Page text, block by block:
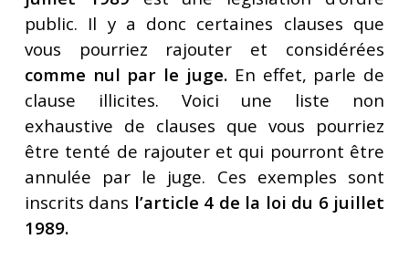
public. Il y a donc certaines clauses que
vous pourriez rajouter et considérées
comme nul par le juge. En effet, parle de
clause illicites. Voici une liste non
exhaustive de clauses que vous pourriez
être tenté de rajouter et qui pourront être
annulée par le juge. Ces exemples sont
inscrits dans l’article 4 de la loi du 6 juillet
1989.